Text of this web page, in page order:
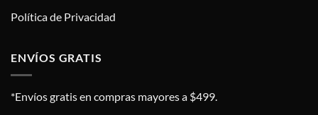
Política de Privacidad
ENVÍOS GRATIS
*Envíos gratis en compras mayores a $499.